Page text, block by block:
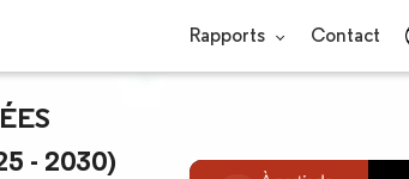
Rapports Contact
- 2030)